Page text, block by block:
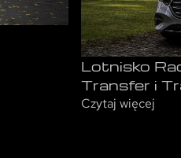
Lotnisko
Transfer i
Czytaj więcej